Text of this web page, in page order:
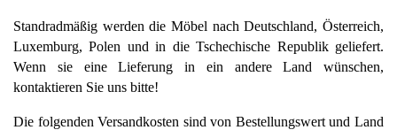
Standradmäßig werden die Möbel nach Deutschland, Österreich,
Luxemburg, Polen und in die Tschechische Republik geliefert.
Wenn sie eine Lieferung in ein andere Land wünschen,
kontaktieren Sie uns bitte!
Die folgenden Versandkosten sind von Bestellungswert und Land